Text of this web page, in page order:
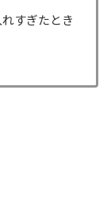
すぎたとき